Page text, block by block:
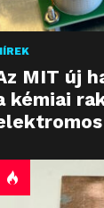
MIT új
kémiai